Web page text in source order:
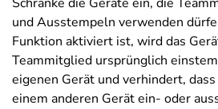
Schränke die Geräte ein, die
und Ausstempeln verwenden
Funktion aktiviert ist, wird das
Teammitglied ursprünglich
eigenen Gerät und verhindert,
einem anderen Gerät ein- oder